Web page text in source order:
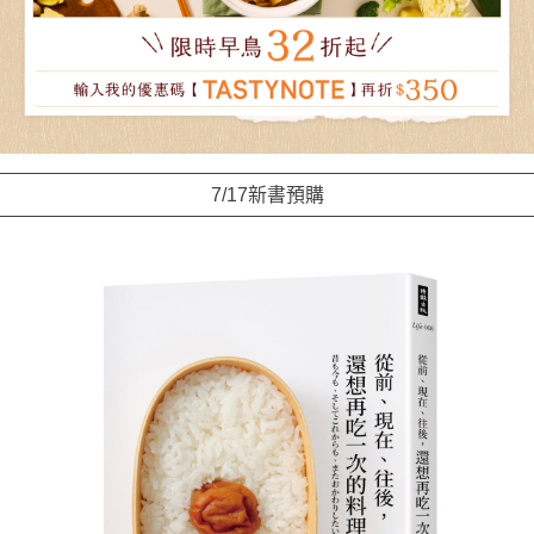
7/17新書預購